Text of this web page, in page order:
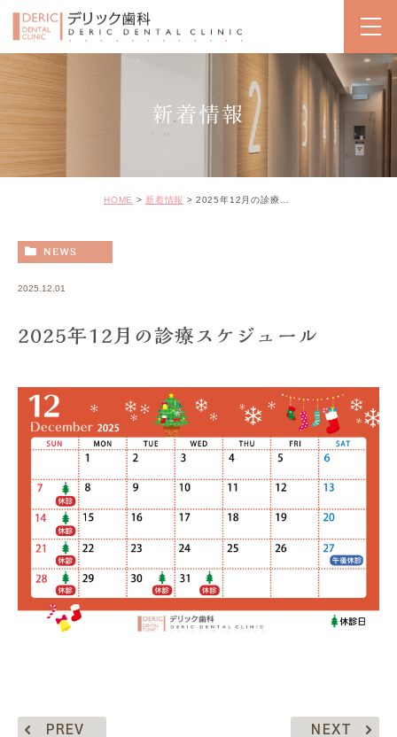
新着情報
HOME 新着情報 2025年12月の診療スケジュール
NEWS
2025.12.01
2025年12月の診療スケジュール
PREV NEXT